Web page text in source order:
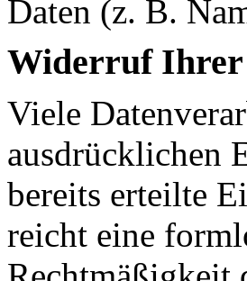
Daten (z. B.
Widerruf Ihrer
Viele
ausdrücklichen
bereits erteilte
reicht eine